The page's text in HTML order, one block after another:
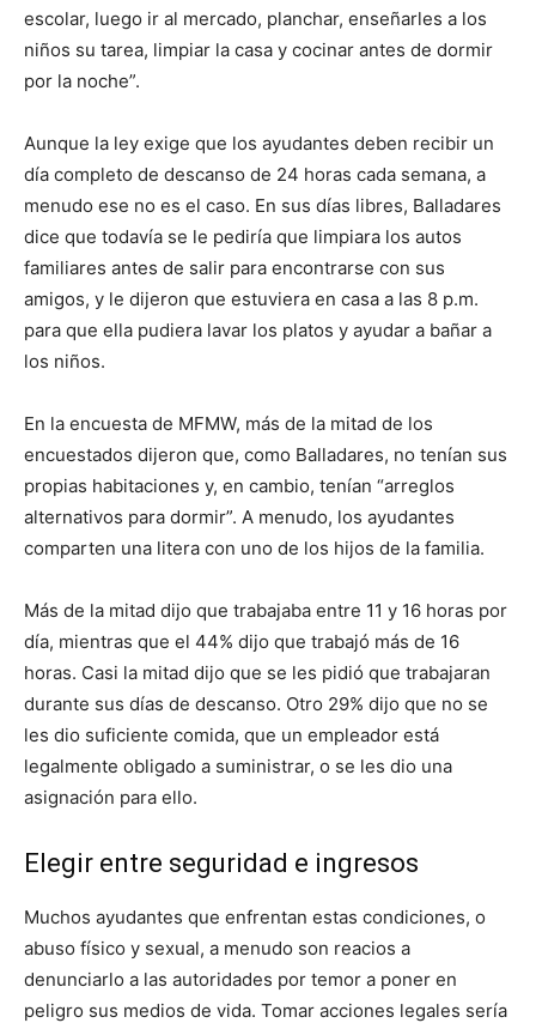
escolar, luego ir al mercado, planchar, enseñarles a los
niños su tarea, limpiar la casa y cocinar antes de dormir
por la noche”.
Aunque la ley exige que los ayudantes deben recibir un
día completo de descanso de 24 horas cada semana, a
menudo ese no es el caso. En sus días libres, Balladares
dice que todavía se le pediría que limpiara los autos
familiares antes de salir para encontrarse con sus
amigos, y le dijeron que estuviera en casa a las 8 p.m.
para que ella pudiera lavar los platos y ayudar a bañar a
los niños.
En la encuesta de MFMW, más de la mitad de los
encuestados dijeron que, como Balladares, no tenían sus
propias habitaciones y, en cambio, tenían “arreglos
alternativos para dormir”. A menudo, los ayudantes
comparten una litera con uno de los hijos de la familia.
Más de la mitad dijo que trabajaba entre 11 y 16 horas por
día, mientras que el 44% dijo que trabajó más de 16
horas. Casi la mitad dijo que se les pidió que trabajaran
durante sus días de descanso. Otro 29% dijo que no se
les dio suficiente comida, que un empleador está
legalmente obligado a suministrar, o se les dio una
asignación para ello.
Elegir entre seguridad e ingresos
Muchos ayudantes que enfrentan estas condiciones, o
abuso físico y sexual, a menudo son reacios a
denunciarlo a las autoridades por temor a poner en
peligro sus medios de vida. Tomar acciones legales sería